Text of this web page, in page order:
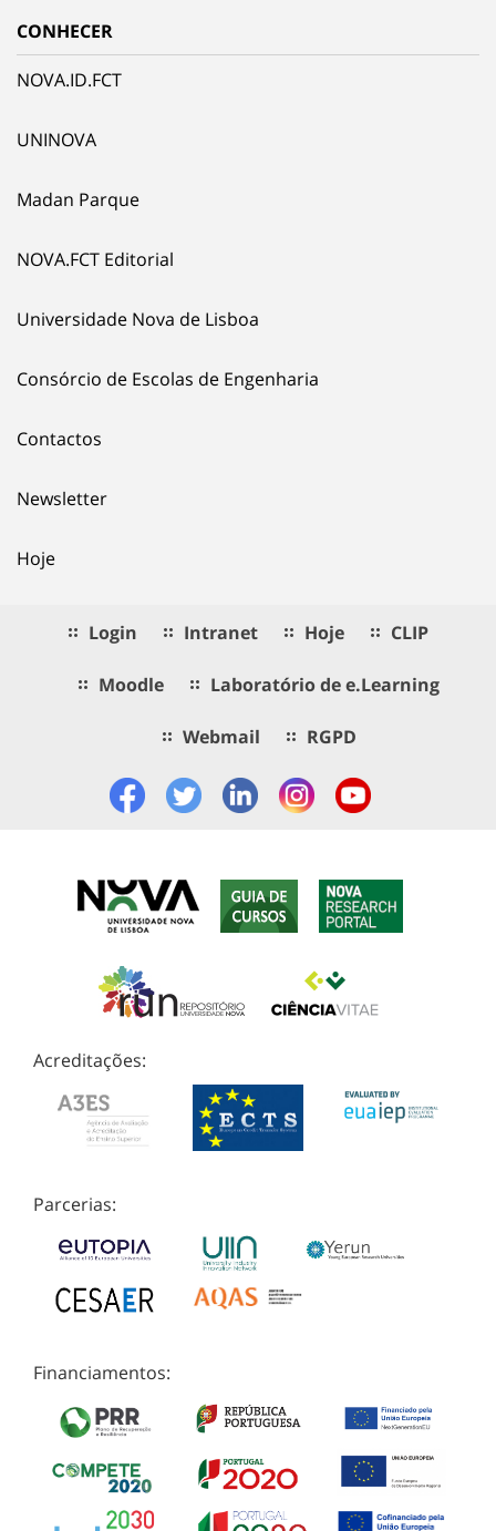
CONHECER
NOVA.ID.FCT
UNINOVA
Madan Parque
NOVA.FCT Editorial
Universidade Nova de Lisboa
Consórcio de Escolas de Engenharia
Contactos
Newsletter
Hoje
Login Intranet Hoje CLIP
Moodle Laboratório de e.Learning
Webmail RGPD
Acreditações:
Parcerias:
Financiamentos: